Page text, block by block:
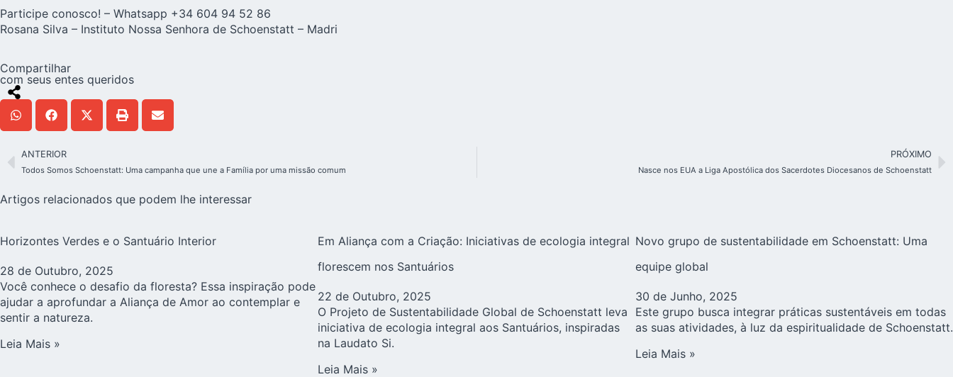
Participe conosco! – Whatsapp +34 604 94 52 86
Rosana Silva – Instituto Nossa Senhora de Schoenstatt – Madri
Compartilhar
com seus entes queridos
ANTERIOR
Todos Somos Schoenstatt: Uma campanha que une a Família por uma missão comum
PRÓXIMO
Nasce nos EUA a Liga Apostólica dos Sacerdotes Diocesanos de Schoenstatt
Artigos relacionados que podem lhe interessar
Horizontes Verdes e o Santuário Interior
28 de Outubro, 2025
Você conhece o desafio da floresta? Essa inspiração pode
ajudar a aprofundar a Aliança de Amor ao contemplar e
sentir a natureza.
Leia Mais »
Em Aliança com a Criação: Iniciativas de ecologia integral
florescem nos Santuários
22 de Outubro, 2025
O Projeto de Sustentabilidade Global de Schoenstatt leva
iniciativa de ecologia integral aos Santuários, inspiradas
na Laudato Si.
Leia Mais »
Novo grupo de sustentabilidade em Schoenstatt: Uma
equipe global
30 de Junho, 2025
Este grupo busca integrar práticas sustentáveis em todas
as suas atividades, à luz da espiritualidade de Schoenstatt.
Leia Mais »